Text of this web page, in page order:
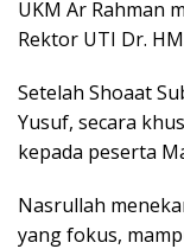
UKM Ar Rahman
Rektor UTI Dr.
Setelah Shoaat
Yusuf, secara
kepada peserta
Nasrullah
yang fokus,